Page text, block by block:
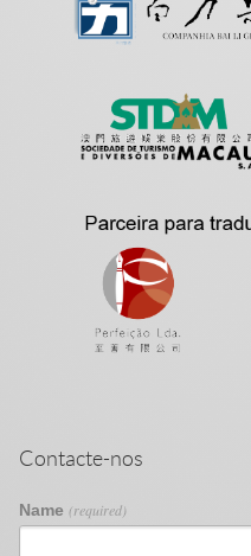
Contacte-nos
Name (required)